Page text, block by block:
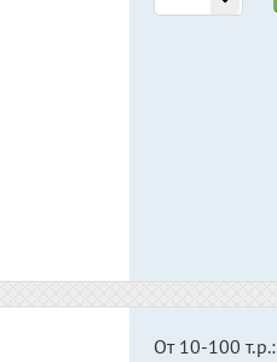
От 10-100 т.р.: